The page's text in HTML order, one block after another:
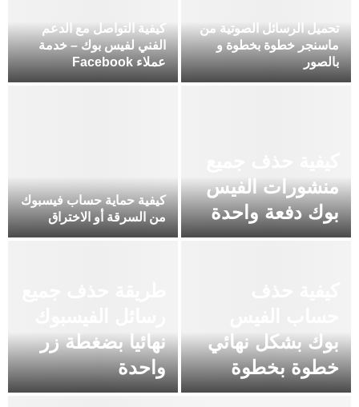
كيفية التواصل مع الدعم
الفني لفيس بوك – خدمة
عملاء Facebook
تحميل الرسائل الصوتية من
ماسنجر خطوة بخطوة و
بالصور
كيفية حماية حساب فيسبوك
من السرقة أو الاختراق
منشورات الفيس
بوك دفعة واحدة
نهائيا بضغطة زر
واحدة
بوك بشكل نهائي
خطوة بخطوة